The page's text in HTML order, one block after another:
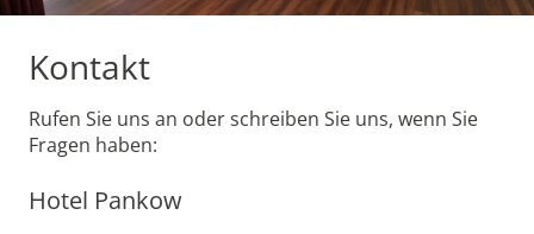
Kontakt
Rufen Sie uns an oder schreiben Sie uns, wenn Sie
Fragen haben:
Hotel Pankow